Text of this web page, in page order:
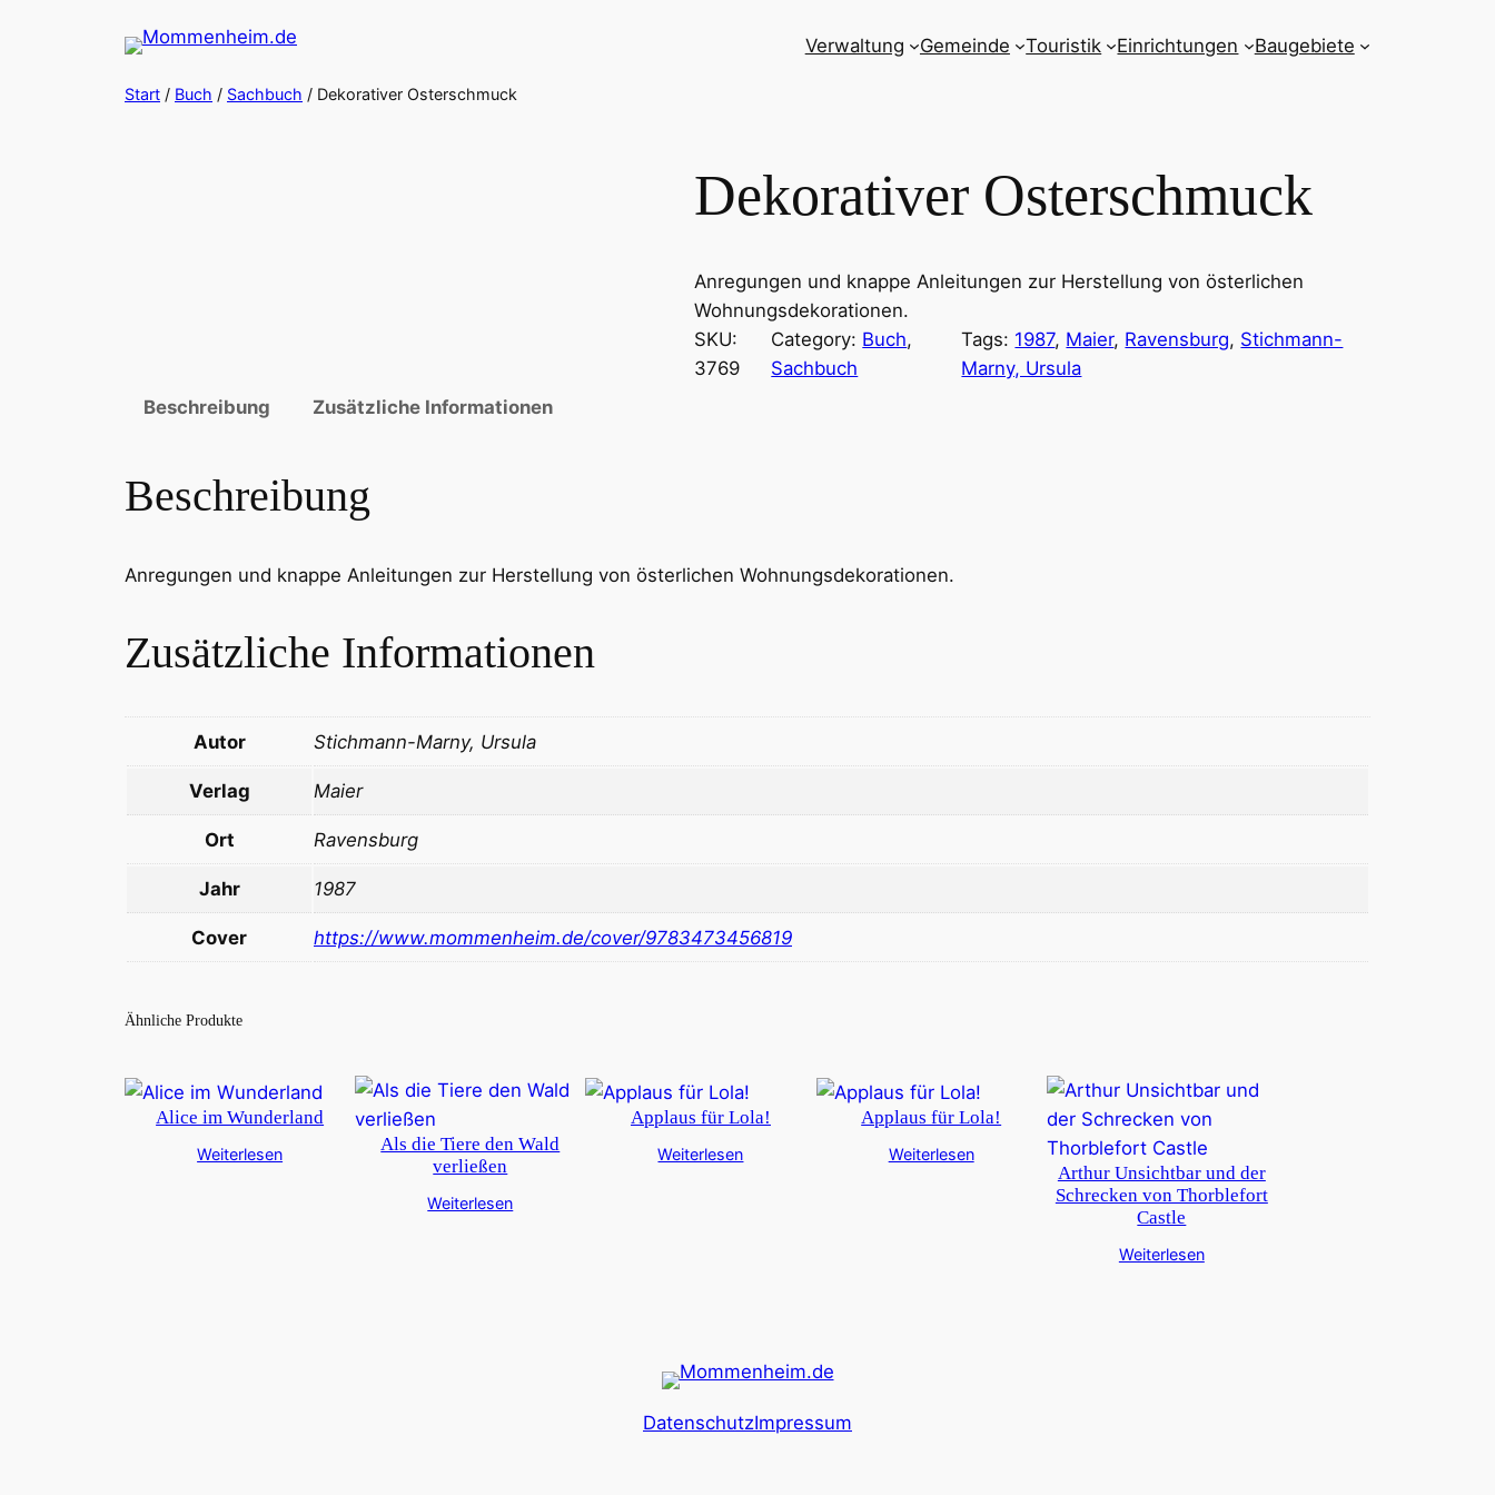
Verwaltung Gemeinde Touristik Einrichtungen Baugebiete
Start / Buch / Sachbuch / Dekorativer Osterschmuck
Dekorativer Osterschmuck
Anregungen und knappe Anleitungen zur Herstellung von österlichen
Wohnungsdekorationen.
SKU:
3769
Category: Buch
Sachbuch
Tags: 1987, Maier, Ravensburg, Stichmann-
Marny, Ursula
Beschreibung
Zusätzliche Informationen
Beschreibung
Anregungen und knappe Anleitungen zur Herstellung von österlichen Wohnungsdekorationen.
Zusätzliche Informationen
Autor Stichmann-Marny, Ursula
Verlag Maier
Ort Ravensburg
Jahr 1987
Cover https://www.mommenheim.de/cover/9783473456819
Ähnliche Produkte
Alice im Wunderland
Weiterlesen
Als die Tiere den Wald
verließen
Weiterlesen
Applaus für Lola!
Weiterlesen
Applaus für Lola!
Weiterlesen
Arthur Unsichtbar und der
Schrecken von Thorblefort
Castle
Weiterlesen
DatenschutzImpressum